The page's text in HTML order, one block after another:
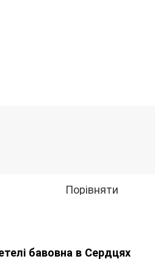
Порівняти
бавовна в Сердцях